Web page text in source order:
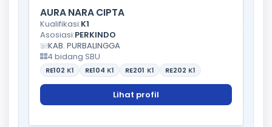
AURA NARA CIPTA
Kualifikasi:K1
Asosiasi:PERKINDO
KAB. PURBALINGGA
4 bidang SBU
RE102 K1 RE104 K1 RE201 K1 RE202 K1
Lihat profil